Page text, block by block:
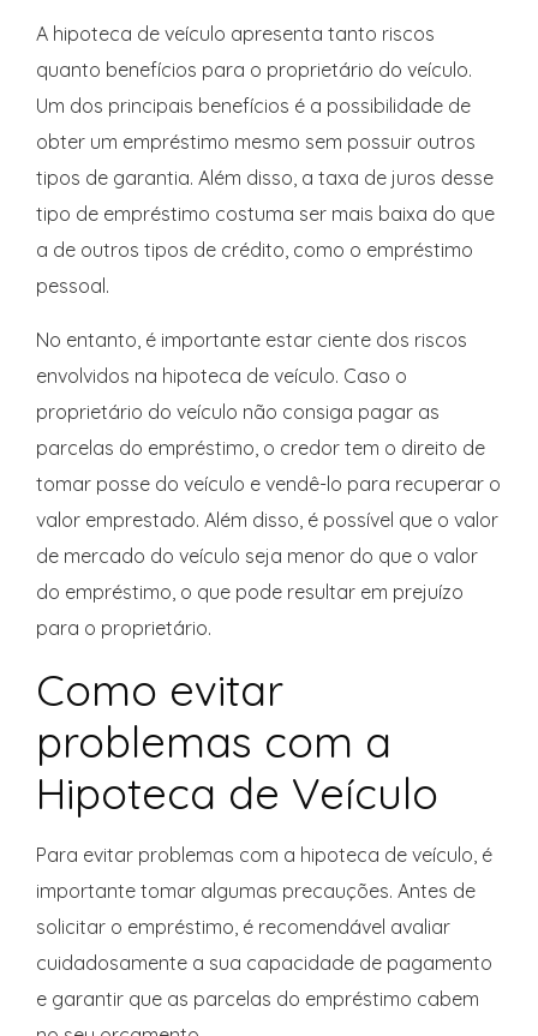
A hipoteca de veículo apresenta tanto riscos
quanto benefícios para o proprietário do veículo.
Um dos principais benefícios é a possibilidade de
obter um empréstimo mesmo sem possuir outros
tipos de garantia. Além disso, a taxa de juros desse
tipo de empréstimo costuma ser mais baixa do que
a de outros tipos de crédito, como o empréstimo
pessoal.
No entanto, é importante estar ciente dos riscos
envolvidos na hipoteca de veículo. Caso o
proprietário do veículo não consiga pagar as
parcelas do empréstimo, o credor tem o direito de
tomar posse do veículo e vendê-lo para recuperar o
valor emprestado. Além disso, é possível que o valor
de mercado do veículo seja menor do que o valor
do empréstimo, o que pode resultar em prejuízo
para o proprietário.
Como evitar
problemas com a
Hipoteca de Veículo
Para evitar problemas com a hipoteca de veículo, é
importante tomar algumas precauções. Antes de
solicitar o empréstimo, é recomendável avaliar
cuidadosamente a sua capacidade de pagamento
e garantir que as parcelas do empréstimo cabem